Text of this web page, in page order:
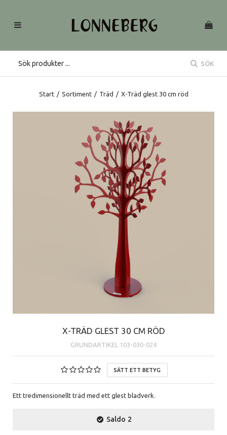
SÖK
Start / Sortiment / Träd / X-Träd glest 30 cm röd
X-TRÄD GLEST 30 CM RÖD
GRUNDARTIKEL 103-030-024
SÄTT ETT BETYG
Ett tredimensionellt träd med ett glest bladverk.
Saldo 2